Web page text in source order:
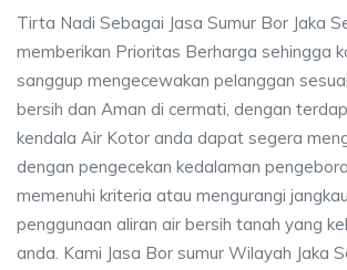
Tirta Nadi Sebagai Jasa Sumur Bor Jaka
memberikan Prioritas Berharga sehingga
sanggup mengecewakan pelanggan
bersih dan Aman di cermati, dengan
kendala Air Kotor anda dapat segera
dengan pengecekan kedalaman
memenuhi kriteria atau mengurangi
penggunaan aliran air bersih tanah yang
anda. Kami Jasa Bor sumur Wilayah Jaka